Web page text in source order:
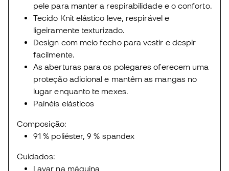
pele para manter a respirabilidade e o conforto.
Tecido Knit elástico leve, respirável e
ligeiramente texturizado.
Design com meio fecho para vestir e despir
facilmente.
As aberturas para os polegares oferecem uma
proteção adicional e mantêm as mangas no
lugar enquanto te mexes.
Painéis elásticos
Composição:
91 % poliéster, 9 % spandex
Cuidados:
Lavar na máquina